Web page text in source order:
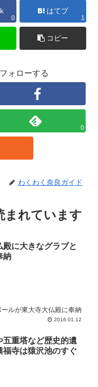
0
はてブ
1
コピー
ォローする
0
わくわく奈良ガイド
まれています
殿に大きなグラブと
納
ルが東大寺大仏殿に奉納
2016.01.12
五重塔など歴史的遺
福寺は猿沢池のすぐ